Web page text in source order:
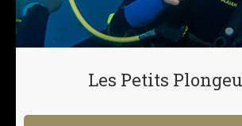
Les Petits